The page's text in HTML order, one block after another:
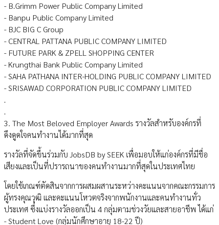
- B.Grimm Power Public Company Limited
- Banpu Public Company Limited
- BJC BIG C Group
- CENTRAL PATTANA PUBLIC COMPANY LIMITED
- FUTURE PARK & ZPELL SHOPPING CENTER
- Krungthai Bank Public Company Limited
- SAHA PATHANA INTER-HOLDING PUBLIC COMPANY LIMITED
- SRISAWAD CORPORATION PUBLIC COMPANY LIMITED
.
.
3. The Most Beloved Employer Awards รางวัลสำหรับองค์กรที่
ดึงดูดใจคนทำงานได้มากที่สุด
รางวัลที่จัดขึ้นร่วมกับ JobsDB by SEEK เพื่อมอบให้แก่องค์กรที่มีชื่อ
เสียงและเป็นที่ปรารถนาของคนทำงานมากที่สุดในประเทศไทย
โดยใช้เกณฑ์ตัดสินจากการผสมผสานระหว่างคะแนนจากคณะกรรมการ
ผู้ทรงคุณวุฒิ และคะแนนโหวตจริงจากพนักงานและคนทำงานทั่ว
ประเทศ ซึ่งแบ่งรางวัลออกเป็น 4 กลุ่มตามช่วงวัยและสายอาชีพ ได้แก่
- Student Love (กลุ่มนักศึกษาอายุ 18-22 ปี)